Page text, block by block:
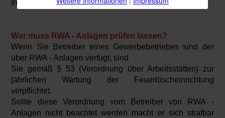
Industriegebäuden anzutreffen)
Wer muss RWA - Anlagen prüfen lassen?
Wenn Sie Betreiber eines Gewerbebetriebes sind der
über RWA - Anlagen verfügt, sind
Sie gemäß § 53 (Verordnung über Arbeitsstätten) zur
jährlichen Wartung der Feuerlöscheinrichtung
verpflichtet.
Sollte diese Verordnung vom Betreiber von RWA -
Anlagen nicht beachtet werden macht er sich strafbar